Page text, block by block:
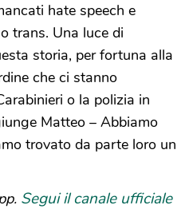
hate speech e
trans. Una luce di
storia, per fortuna alla
che ci stanno
o la polizia in
Matteo – Abbiamo
trovato da parte loro un
Segui il canale ufficiale